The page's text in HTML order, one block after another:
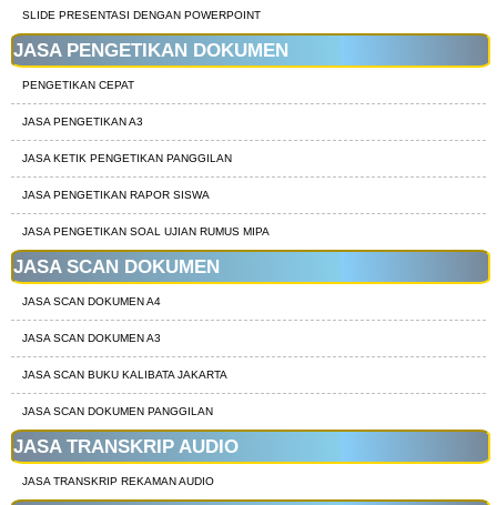
SLIDE PRESENTASI DENGAN POWERPOINT
JASA PENGETIKAN DOKUMEN
PENGETIKAN CEPAT
JASA PENGETIKAN A3
JASA KETIK PENGETIKAN PANGGILAN
JASA PENGETIKAN RAPOR SISWA
JASA PENGETIKAN SOAL UJIAN RUMUS MIPA
JASA SCAN DOKUMEN
JASA SCAN DOKUMEN A4
JASA SCAN DOKUMEN A3
JASA SCAN BUKU KALIBATA JAKARTA
JASA SCAN DOKUMEN PANGGILAN
JASA TRANSKRIP AUDIO
JASA TRANSKRIP REKAMAN AUDIO